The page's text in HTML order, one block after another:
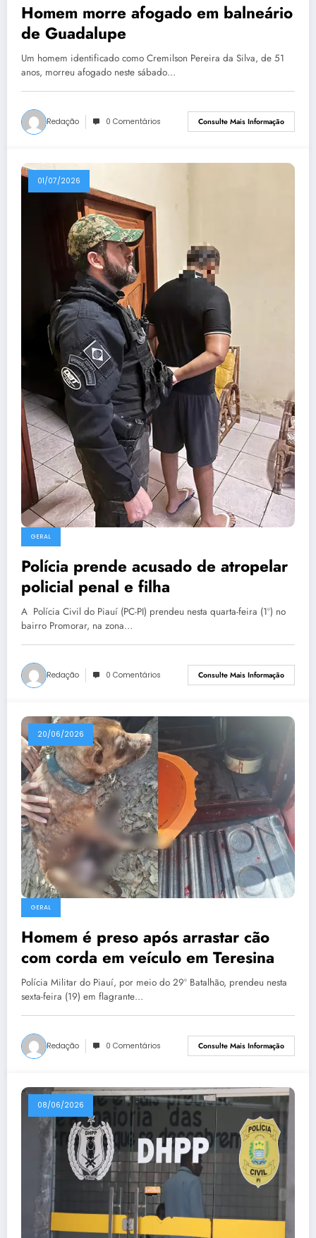
Homem morre afogado em balneário
de Guadalupe
Um homem identificado como Cremilson Pereira da Silva, de 51
anos, morreu afogado neste sábado…
Redação 0 Comentários Consulte Mais Informação
01/07/2026
GERAL
Polícia prende acusado de atropelar
policial penal e filha
A Polícia Civil do Piauí (PC-PI) prendeu nesta quarta-feira (1º) no
bairro Promorar, na zona…
Redação 0 Comentários Consulte Mais Informação
20/06/2026
GERAL
Homem é preso após arrastar cão
com corda em veículo em Teresina
Polícia Militar do Piauí, por meio do 29º Batalhão, prendeu nesta
sexta-feira (19) em flagrante…
Redação 0 Comentários Consulte Mais Informação
08/06/2026